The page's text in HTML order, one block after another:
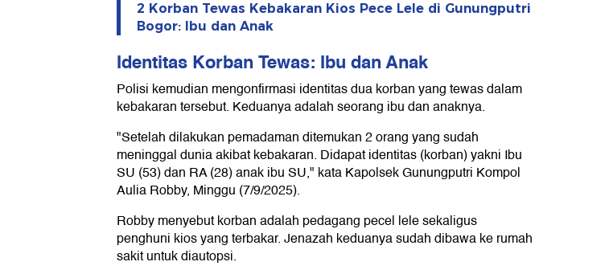
2 Korban Tewas Kebakaran Kios Pece Lele di Gunungputri
Bogor: Ibu dan Anak
Identitas Korban Tewas: Ibu dan Anak
Polisi kemudian mengonfirmasi identitas dua korban yang tewas dalam
kebakaran tersebut. Keduanya adalah seorang ibu dan anaknya.
"Setelah dilakukan pemadaman ditemukan 2 orang yang sudah
meninggal dunia akibat kebakaran. Didapat identitas (korban) yakni Ibu
SU (53) dan RA (28) anak ibu SU," kata Kapolsek Gunungputri Kompol
Aulia Robby, Minggu (7/9/2025).
Robby menyebut korban adalah pedagang pecel lele sekaligus
penghuni kios yang terbakar. Jenazah keduanya sudah dibawa ke rumah
sakit untuk diautopsi.